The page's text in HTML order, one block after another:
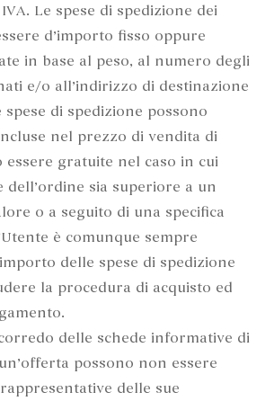
Le spese di spedizione dei
d’importo fisso oppure
in base al peso, al numero degli
e/o all’indirizzo di destinazione
spese di spedizione possono
nel prezzo di vendita di
essere gratuite nel caso in cui
dell’ordine sia superiore a un
o a seguito di una specifica
è comunque sempre
delle spese di spedizione
la procedura di acquisto ed
delle schede informative di
possono non essere
delle sue